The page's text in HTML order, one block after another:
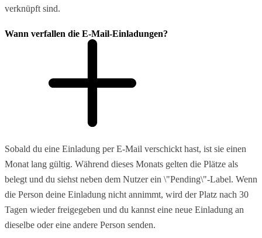
verknüpft sind.
Wann verfallen die E-Mail-Einladungen?
Sobald du eine Einladung per E-Mail verschickt hast, ist sie einen
Monat lang gültig. Während dieses Monats gelten die Plätze als
belegt und du siehst neben dem Nutzer ein \"Pending\"-Label. Wenn
die Person deine Einladung nicht annimmt, wird der Platz nach 30
Tagen wieder freigegeben und du kannst eine neue Einladung an
dieselbe oder eine andere Person senden.